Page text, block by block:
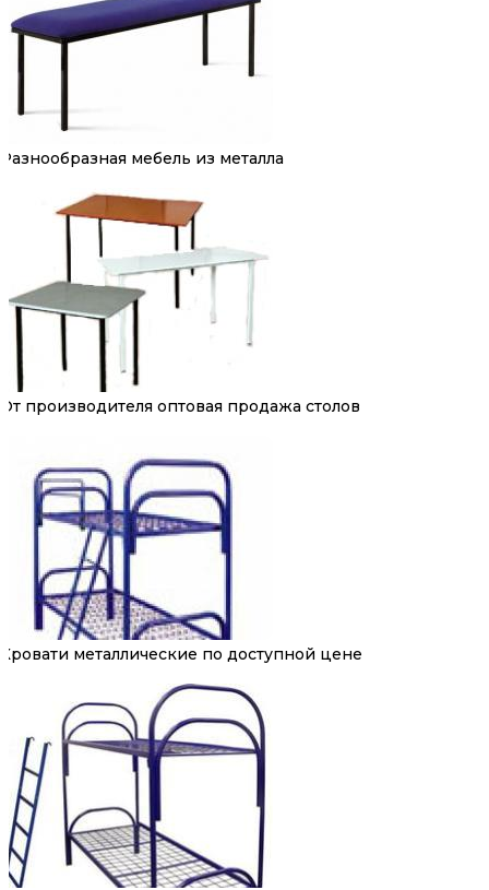
Разнообразная мебель из металла
От производителя оптовая продажа столов
Кровати металлические по доступной цене